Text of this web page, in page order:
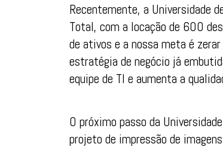
Recentemente, a Universidade
Total, com a locação de 600
de ativos e a nossa meta é
estratégia de negócio já
equipe de TI e aumenta a
O próximo passo da
projeto de impressão de